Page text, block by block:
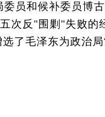
和候补委员博
次反"围剿"失败
了毛泽东为政治